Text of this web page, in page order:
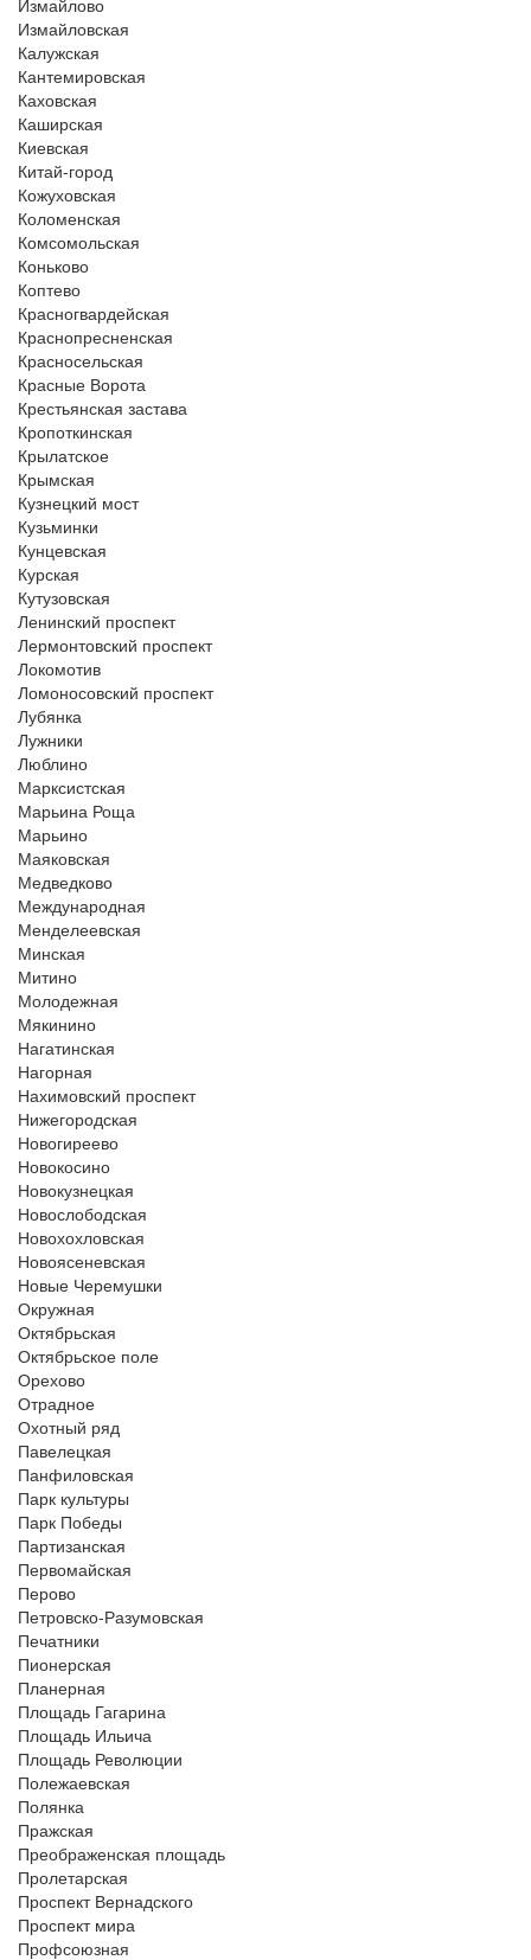
Измайловская
Калужская
Кантемировская
Каховская
Каширская
Киевская
Китай-город
Кожуховская
Коломенская
Комсомольская
Коньково
Коптево
Красногвардейская
Краснопресненская
Красносельская
Красные Ворота
Крестьянская застава
Кропоткинская
Крылатское
Крымская
Кузнецкий мост
Кузьминки
Кунцевская
Курская
Кутузовская
Ленинский проспект
Лермонтовский проспект
Локомотив
Ломоносовский проспект
Лубянка
Лужники
Люблино
Марксистская
Марьина Роща
Марьино
Маяковская
Медведково
Международная
Менделеевская
Минская
Митино
Молодежная
Мякинино
Нагатинская
Нагорная
Нахимовский проспект
Нижегородская
Новогиреево
Новокосино
Новокузнецкая
Новослободская
Новохохловская
Новоясеневская
Новые Черемушки
Окружная
Октябрьская
Октябрьское поле
Орехово
Отрадное
Охотный ряд
Павелецкая
Панфиловская
Парк культуры
Парк Победы
Партизанская
Первомайская
Перово
Петровско-Разумовская
Печатники
Пионерская
Планерная
Площадь Гагарина
Площадь Ильича
Площадь Революции
Полежаевская
Полянка
Пражская
Преображенская площадь
Пролетарская
Проспект Вернадского
Проспект мира
Профсоюзная